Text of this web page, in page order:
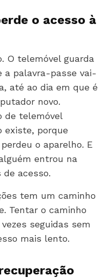
o acesso à
O telemóvel guarda
a palavra-passe vai-
até ao dia em que é
novo.
de telemóvel
existe, porque
o aparelho. E
entrou na
acesso.
tem um caminho
Tentar o caminho
seguidas sem
mais lento.